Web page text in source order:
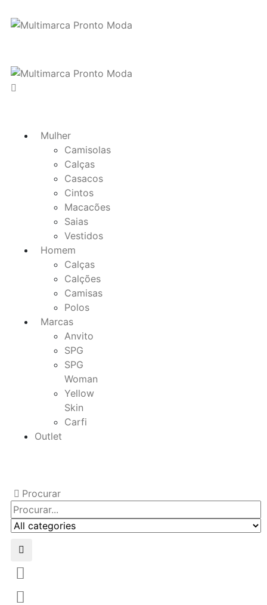
Mulher
Camisolas
Calças
Casacos
Cintos
Macacões
Saias
Vestidos
Homem
Calças
Calções
Camisas
Polos
Marcas
Anvito
SPG
SPG
Woman
Yellow
Skin
Carfi
Outlet
Procurar